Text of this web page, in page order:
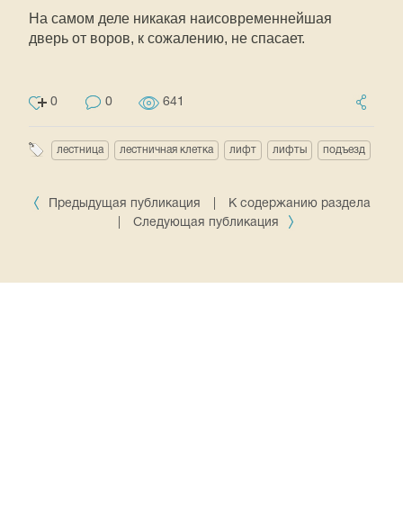
На самом деле никакая наисовременнейшая
дверь от воров, к сожалению, не спасает.
0 0 641
лестница лестничная клетка лифт лифты подъезд
Предыдущая публикация
К содержанию раздела
Следующая публикация